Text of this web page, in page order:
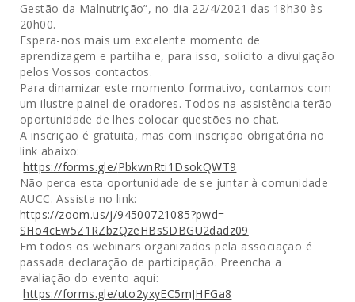
Gestão da Malnutrição”, no dia 22/4/2021 das 18h30 às
20h00.
Espera-nos mais um excelente momento de
aprendizagem e partilha e, para isso, solicito a divulgação
pelos Vossos contactos.
Para dinamizar este momento formativo, contamos com
um ilustre painel de oradores. Todos na assistência terão
oportunidade de lhes colocar questões no chat.
A inscrição é gratuita, mas com inscrição obrigatória no
link abaixo:
https://forms.gle/PbkwnRti1DsokQWT9
Não perca esta oportunidade de se juntar à comunidade
AUCC. Assista no link:
https://zoom.us/j/94500721085?pwd=
SHo4cEw5Z1RZbzQzeHBsSDBGU2dadz09
Em todos os webinars organizados pela associação é
passada declaração de participação. Preencha a
avaliação do evento aqui:
https://forms.gle/uto2yxyEC5mJHFGa8